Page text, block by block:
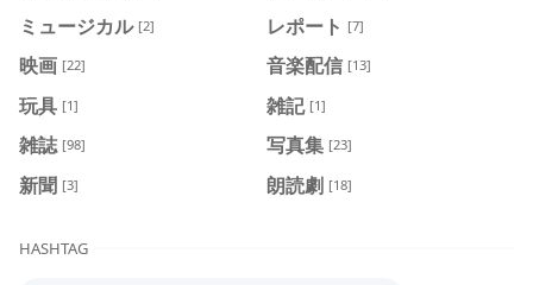
ミュージカル [2] レポート [7]
映画 [22] 音楽配信 [13]
玩具 [1] 雑記 [1]
雑誌 [98] 写真集 [23]
新聞 [3] 朗読劇 [18]
HASHTAG